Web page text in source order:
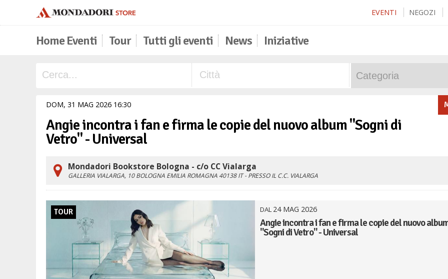
EVENTI NEGOZI
Home Eventi Tour Tutti gli eventi News Iniziative
DOM, 31 MAG 2026 1630
Angie incontra i fan e firma le copie del nuovo album "Sogni di
Vetro" - Universal
Mondadori Bookstore Bologna - c/o CC Vialarga
GALLERIA VIALARGA, 10BOLOGNA EMILIA ROMAGNA 40138 IT - PRESSO IL C.C. VIALARGA
TOUR DAL24 MAG 2026
Angie incontra i fan e firma le copie del nuovo
"Sogni di Vetro" - Universal